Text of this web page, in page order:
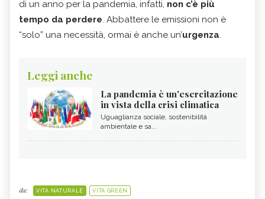
di un anno per la pandemia, infatti, non c’è più
tempo da perdere. Abbattere le emissioni non è
“solo” una necessità, ormai è anche un’urgenza.
Leggi anche
La pandemia è un'esercitazione
in vista della crisi climatica
Uguaglianza sociale, sostenibilità
ambientale e sa...
da: VITA NATURALE VITA GREEN